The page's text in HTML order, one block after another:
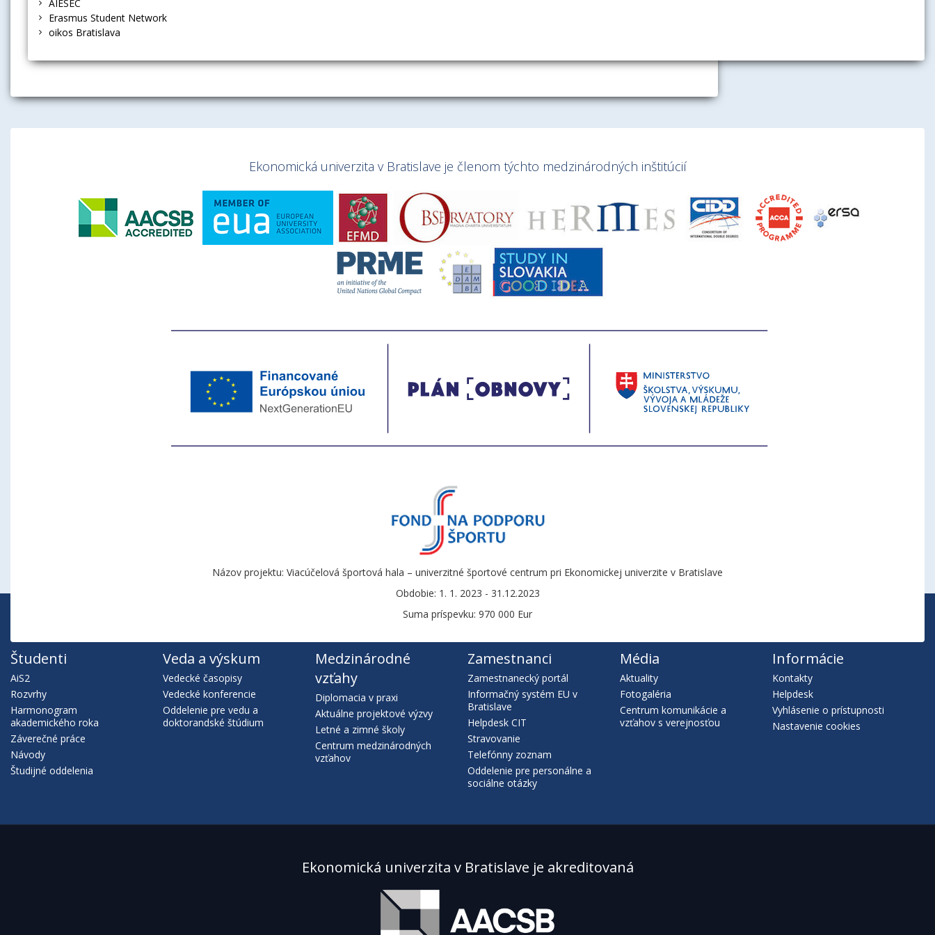
AIESEC
Erasmus Student Network
oikos Bratislava
Stiahnuť informáciu ako:
Doplnkové informácie
Ekonomická univerzita v Bratislave je členom týchto medzinárodných inštitúcií
Názov projektu: Viacúčelová športová hala – univerzitné športové centrum pri Ekonomickej univerzite v Bratislave
Obdobie: 1. 1. 2023 - 31.12.2023
Suma príspevku: 970 000 Eur
Študenti
AiS2
Rozvrhy
Harmonogram
akademického roka
Záverečné práce
Návody
Študijné oddelenia
Veda a výskum
Vedecké časopisy
Vedecké konferencie
Oddelenie pre vedu a
doktorandské štúdium
Medzinárodné
vzťahy
Diplomacia v praxi
Aktuálne projektové výzvy
Letné a zimné školy
Centrum medzinárodných
vzťahov
Zamestnanci
Zamestnanecký portál
Informačný systém EU v
Bratislave
Helpdesk CIT
Stravovanie
Telefónny zoznam
Oddelenie pre personálne a
sociálne otázky
Média
Aktuality
Fotogaléria
Centrum komunikácie a
vzťahov s verejnosťou
Informácie
Kontakty
Helpdesk
Vyhlásenie o prístupnosti
Nastavenie cookies
Ekonomická univerzita v Bratislave je akreditovaná